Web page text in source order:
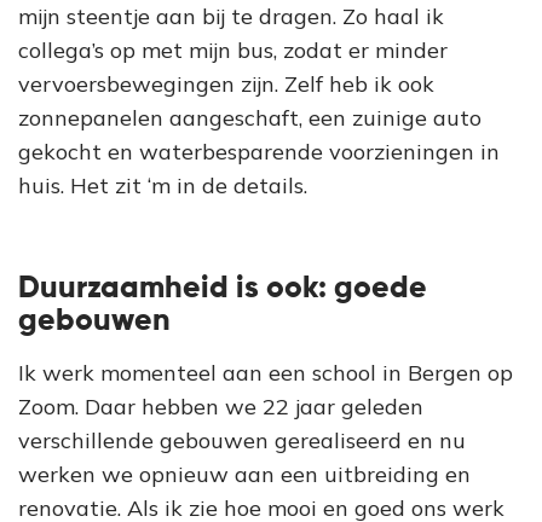
mijn steentje aan bij te dragen. Zo haal ik
collega’s op met mijn bus, zodat er minder
vervoersbewegingen zijn. Zelf heb ik ook
zonnepanelen aangeschaft, een zuinige auto
gekocht en waterbesparende voorzieningen in
huis. Het zit ‘m in de details.
Duurzaamheid is ook: goede
gebouwen
Ik werk momenteel aan een school in Bergen op
Zoom. Daar hebben we 22 jaar geleden
verschillende gebouwen gerealiseerd en nu
werken we opnieuw aan een uitbreiding en
renovatie. Als ik zie hoe mooi en goed ons werk